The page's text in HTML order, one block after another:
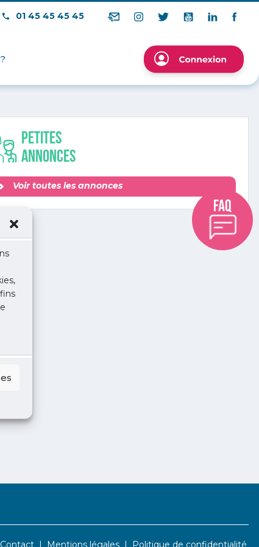
01 45 45 45 45
Petites
annonces
Voir toutes les annonces
Contact Mentions légales Politique de confidentialité